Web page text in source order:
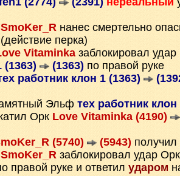
SmoKer_R нанес смертельно
перка)
Vitaminka заблокировал
(1363)
(1363) по правой руке
работник клон 1 (1363)
Эльф тех работник
Орк Love Vitaminka (4190)
(5740) (5943)
SmoKer_R заблокировал удар
правой руке и ответил ударом